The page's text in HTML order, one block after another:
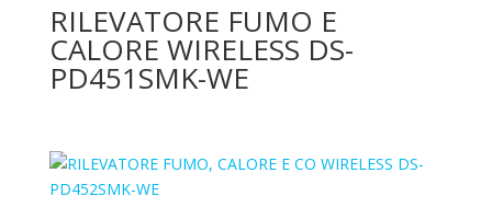
RILEVATORE FUMO E
CALORE WIRELESS DS-
PD451SMK-WE